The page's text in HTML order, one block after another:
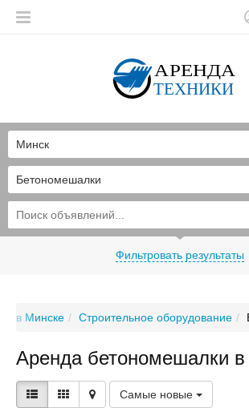
Бетономешалки
Минск
Фильтровать результаты
в Минске Строительное оборудование
Аренда бетономешалки
Самые новые